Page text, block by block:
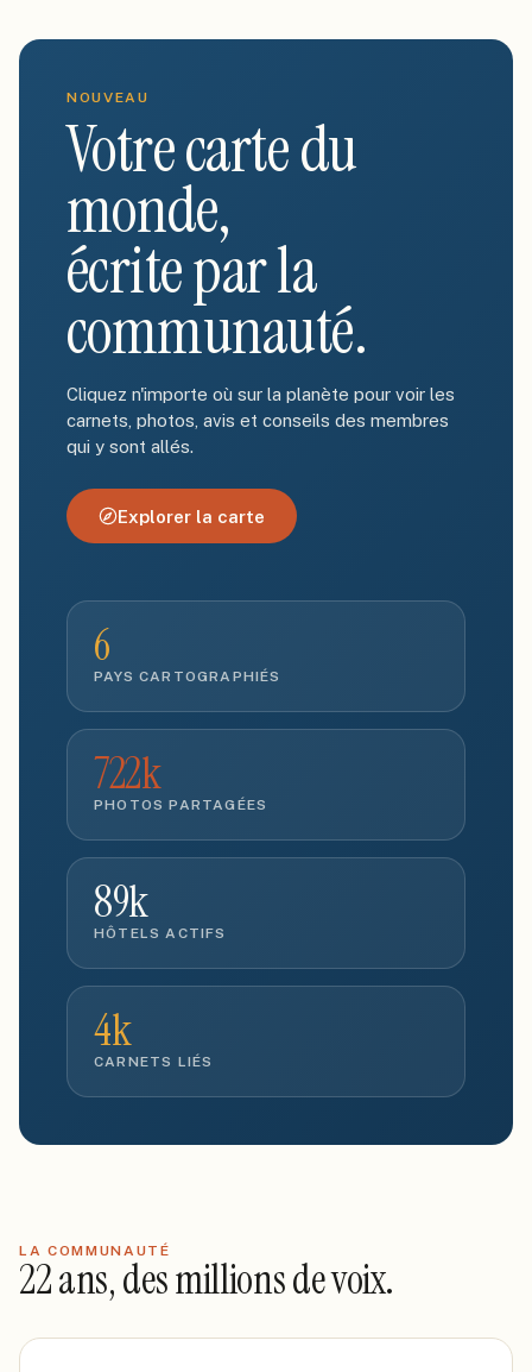
NOUVEAU
Votre carte du
monde,
écrite par la
communauté.
Cliquez n'importe où sur la planète pour voir les
carnets, photos, avis et conseils des membres
qui y sont allés.
Explorer la carte
6
PAYS CARTOGRAPHIÉS
722k
PHOTOS PARTAGÉES
89k
HÔTELS ACTIFS
4k
CARNETS LIÉS
LA COMMUNAUTÉ
22 ans, des millions de voix.